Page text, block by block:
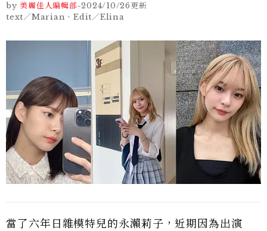
by 美麗佳人編輯部-2024/10/26更新
text／Marian、Edit／Elina
當了六年日雜模特兒的永瀨莉子，近期因為出演